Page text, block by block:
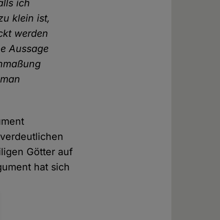
ich
klein ist,
werden
Aussage
Götter auf
hat sich